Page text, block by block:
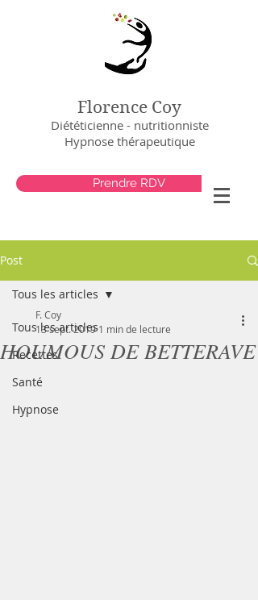
Florence Coy
Diététicienne - nutritionniste
Hypnose thérapeutique
Prendre RDV
Post
Tous les articles
Recettes
Santé
Hypnose
Tous les articles
HOUMOUS DE BETTERAVE
F. Coy
13 sept. 2019 1 min de lecture